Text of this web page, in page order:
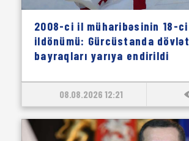
2008-ci il müharibəsinin 18-ci
ildönümü: Gürcüstanda dövlət
bayraqları yarıya endirildi
08.08.2026 12:21